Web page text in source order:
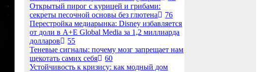
Открытый пирог с курицей и грибами:
секреты песочной основы без глютена
76
Перестройка медиарынка: Disney избавляется
от доли в A+E Global Media за 1,2 миллиарда
долларов
55
Теневые сигналы: почему мозг запрещает нам
щекотать самих себя
60
Устойчивость к кризису: как модный дом